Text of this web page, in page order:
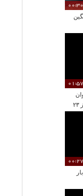
00:30
01:57
دامغانی با پدر و مادرش بعد از ۲۳
00:27
مرگ مردی که روزانه 200 بار